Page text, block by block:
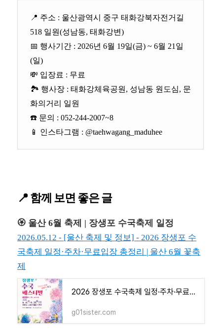
📍 주소 : 울산광역시 중구 태화강북자전거길
518 일원(성남동, 태화강변)
📅 행사기간 : 2026년 6월 19일(금) ~ 6월 21일
(일)
💸 입장료 : 무료
🏞 행사장 : 태화강체육공원, 성남동 원도심, 문
화의거리 일원
☎️ 문의 : 052-244-2007~8
📱 인스타그램 : @taehwagang_maduhee
📍 함께 보면 좋은 글
🏵️ 울산 6월 축제 | 장생포 수국축제 일정
2026.05.12 - [울산 축제 및 정보] - 2026 장생포 수
국축제 일정·주차·무료입장 총정리 | 울산 6월 꽃축
제
2026 장생포 수국축제 일정·주차·무료입장 총정리 | 울산 6월 꽃축제
g01sister.com